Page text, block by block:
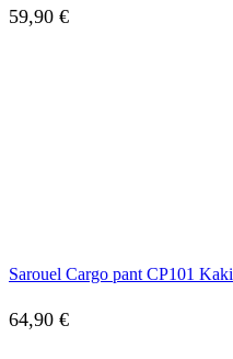
59,90 €
Sarouel Cargo pant CP101 Kaki
64,90 €